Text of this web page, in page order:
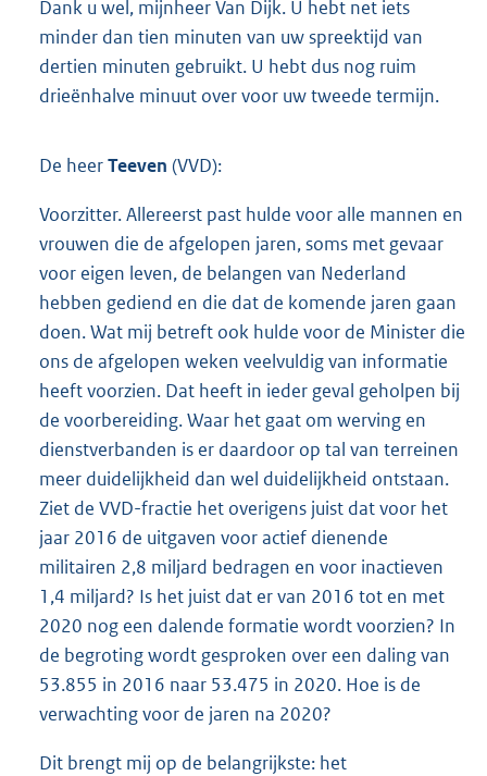
Dank u wel, mijnheer Van Dijk. U hebt net iets
minder dan tien minuten van uw spreektijd van
dertien minuten gebruikt. U hebt dus nog ruim
drieënhalve minuut over voor uw tweede termijn.
De heerTeeven (VVD):
Voorzitter. Allereerst past hulde voor alle mannen en
vrouwen die de afgelopen jaren, soms met gevaar
voor eigen leven, de belangen van Nederland
hebben gediend en die dat de komende jaren gaan
doen. Wat mij betreft ook hulde voor de Minister die
ons de afgelopen weken veelvuldig van informatie
heeft voorzien. Dat heeft in ieder geval geholpen bij
de voorbereiding. Waar het gaat om werving en
dienstverbanden is er daardoor op tal van terreinen
meer duidelijkheid dan wel duidelijkheid ontstaan.
Ziet de VVD-fractie het overigens juist dat voor het
jaar 2016 de uitgaven voor actief dienende
militairen 2,8 miljard bedragen en voor inactieven
1,4 miljard? Is het juist dat er van 2016 tot en met
2020 nog een dalende formatie wordt voorzien? In
de begroting wordt gesproken over een daling van
53.855 in 2016 naar 53.475 in 2020. Hoe is de
verwachting voor de jaren na 2020?
Dit brengt mij op de belangrijkste: het